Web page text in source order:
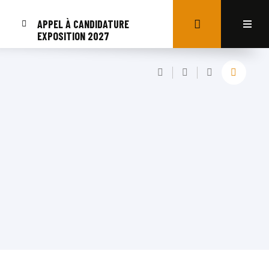
APPEL À CANDIDATURE
EXPOSITION 2027